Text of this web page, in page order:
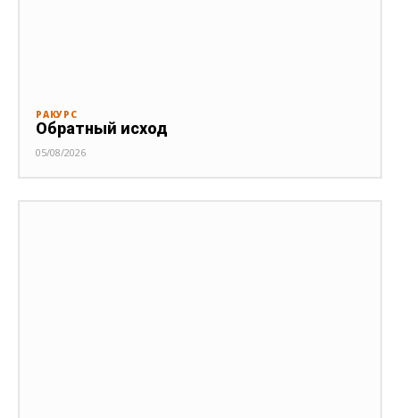
РАКУРС
Обратный исход
05/08/2026